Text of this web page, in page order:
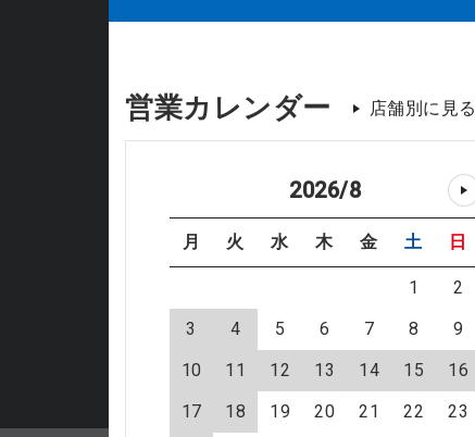
営業カレンダー 店舗別に見る
2026/8
月 火 水 木 金 土 日
1
2
3
4 5 6 7 8
9
10
11 12 13 14 15
16
17
18 19 20 21 22
23